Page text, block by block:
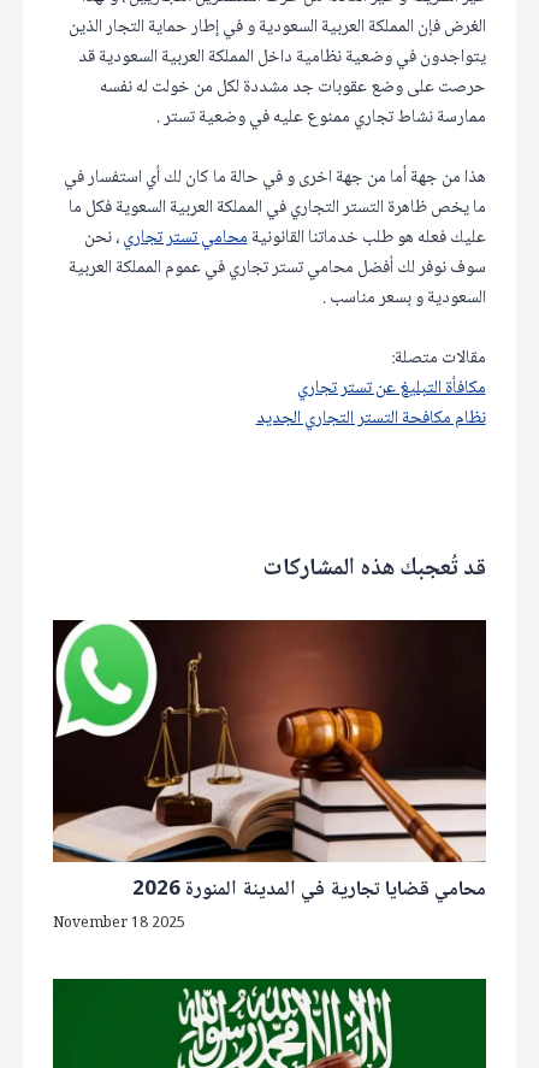
الغرض فإن المملكة العربية السعودية و في إطار حماية التجار الذين
يتواجدون في وضعية نظامية داخل المملكة العربية السعودية قد
حرصت على وضع عقوبات جد مشددة لكل من خولت له نفسه
ممارسة نشاط تجاري ممنوع عليه في وضعية تستر .
هذا من جهة أما من جهة اخرى و في حالة ما كان لك أي استفسار في
ما يخص ظاهرة التستر التجاري في المملكة العربية السعوية فكل ما
عليك فعله هو طلب خدماتنا القانونيةمحامي تستر تجاري، نحن
سوف نوفر لك أفضل محامي تستر تجاري في عموم المملكة العربية
السعودية و بسعر مناسب .
مقالات متصلة:
مكافأة التبليغ عن تستر تجاري
نظام مكافحة التستر التجاري الجديد
قد تُعجبك هذه المشاركات
محامي قضايا تجارية في المدينة المنورة 2026
November 18 2025